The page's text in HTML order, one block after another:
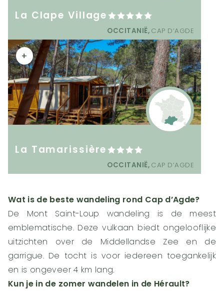
La Clape Village
OCCITANIË, CAP D’AGDE
+
La Tamarissière
OCCITANIË, CAP D’AGDE
Wat is de beste wandeling rond Cap d’Agde?
De Mont Saint-Loup wandeling is de meest
emblematische. Deze vulkaan biedt ongelooflijke
uitzichten over de Middellandse Zee en de
garrigue. De tocht is voor iedereen toegankelijk
en is ongeveer 4 km lang.
Kun je in de zomer wandelen in de Hérault?